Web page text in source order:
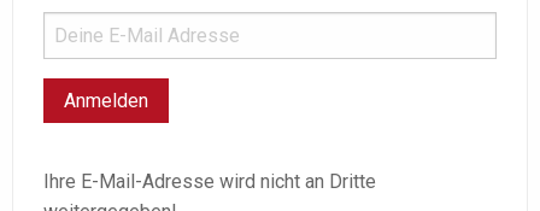
Ihre E-Mail-Adresse wird nicht an Dritte